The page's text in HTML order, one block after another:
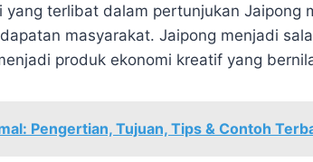
yang terlibat dalam pertunjukan Jaipong
masyarakat. Jaipong menjadi
produk ekonomi kreatif yang
Pengertian, Tujuan, Tips & Contoh